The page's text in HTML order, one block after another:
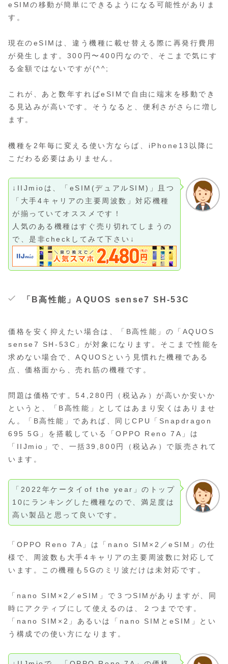
eSIMの移動が簡単にできるようになる可能性がありま
す。
現在のeSIMは、違う機種に載せ替える際に再発行費用
が発生します。300円〜400円なので、そこまで気にす
る金額ではないですが(^^;
これが、あと数年すればeSIMで自由に端末を移動でき
る見込みが高いです。そうなると、便利さがさらに増し
ます。
機種を2年毎に変える使い方ならば、iPhone13以降に
こだわる必要はありません。
↓IIJmioは、「eSIM(デュアルSIM)」且つ
「大手4キャリアの主要周波数」対応機種
が揃っていてオススメです！
人気のある機種はすぐ売り切れてしまうの
で、是非checkしてみて下さい↓
「B高性能」AQUOS sense7 SH-53C
価格を安く抑えたい場合は、「B高性能」の「AQUOS
sense7 SH-53C」が対象になります。そこまで性能を
求めない場合で、AQUOSという見慣れた機種である
点、価格面から、売れ筋の機種です。
問題は価格です。54,280円（税込み）が高いか安いか
というと、「B高性能」としてはあまり安くはありませ
ん。「B高性能」であれば、同じCPU「Snapdragon
695 5G」を搭載している「OPPO Reno 7A」は
「IIJmio」で、一括39,800円（税込み）で販売されて
います。
「2022年ケータイof the year」のトップ
10にランキングした機種なので、満足度は
高い製品と思って良いです。
「OPPO Reno 7A」は「nano SIM×2／eSIM」の仕
様で、周波数も大手4キャリアの主要周波数に対応して
います。この機種も5Gのミリ波だけは未対応です。
「nano SIM×2／eSIM」で３つSIMがありますが、同
時にアクティブにして使えるのは、２つまでです。
「nano SIM×2」あるいは「nano SIMとeSIM」とい
う構成での使い方になります。